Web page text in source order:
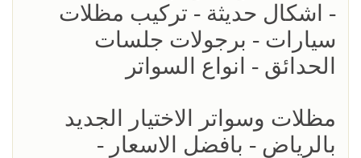
- اشكال حديثة - تركيب مظلات
سيارات - برجولات جلسات
الحدائق - انواع السواتر
مظلات وسواتر الاختيار الجديد
بالرياض - بافضل الاسعار -